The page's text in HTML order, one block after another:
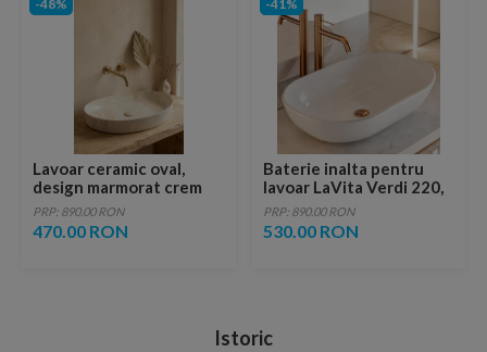
-48%
Lavoar ceramic oval,
design marmorat crem
lucios cu vene aurii,
ventil inclus
PRP: 890.00 RON
470.00 RON
-41%
Baterie inalta pentru
lavoar LaVita Verdi 220,
fara ventil, brushed
copper
PRP: 890.00 RON
530.00 RON
Istoric